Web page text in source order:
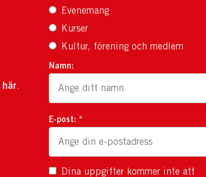
här.
Evenemang
Kurser
Kultur, förening och medlem
Namn:
E-post: *
Dina uppgifter kommer inte att